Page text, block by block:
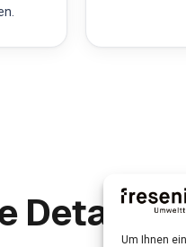
Um Ihnen
Details